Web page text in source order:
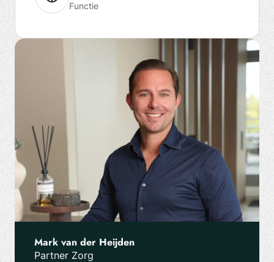
Functie
Mark van der Heijden
Partner Zorg